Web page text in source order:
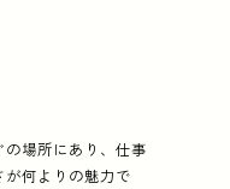
場所にあり、仕事
何よりの魅力で